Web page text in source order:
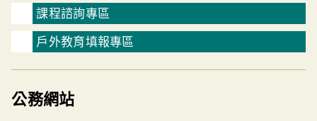
課程諮詢專區
戶外教育填報專區
公務網站